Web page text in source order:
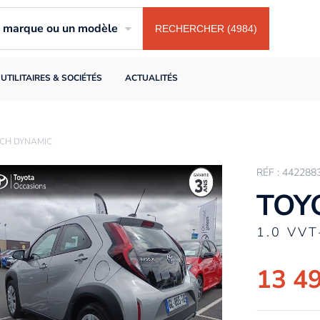
UTILITAIRES & SOCIÉTÉS ACTUALITÉS
ou un modèle RECHERCHER (4984)
DYNAMIC
RÉF :
1.0
13